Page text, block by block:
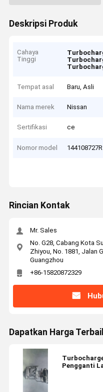
Deskripsi Produk
Cahaya
Tinggi
Tempat asal Baru, Asli
Nama merek Nissan
Sertifikasi ce
Nomor model 144108727R
Rincian Kontak
Mr. Sales
No. G28, Cabang Kota
Zhiyou, No. 1881, Jalan
Guangzhou
+86-15820872329
Dapatkan Harga
Pengganti